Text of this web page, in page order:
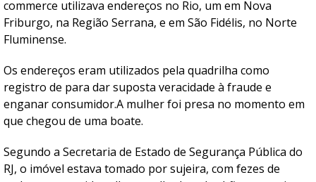
commerce utilizava endereços no Rio, um em Nova
Friburgo, na Região Serrana, e em São Fidélis, no Norte
Fluminense.
Os endereços eram utilizados pela quadrilha como
registro de para dar suposta veracidade à fraude e
enganar consumidor.A mulher foi presa no momento em
que chegou de uma boate.
Segundo a Secretaria de Estado de Segurança Pública do
RJ, o imóvel estava tomado por sujeira, com fezes de